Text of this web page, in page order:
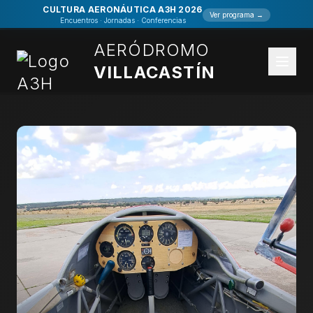
CULTURA AERONÁUTICA A3H 2026
Encuentros · Jornadas · Conferencias
Ver programa →
AERÓDROMO
VILLACASTÍN